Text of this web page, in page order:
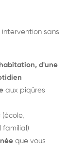
sans
d'une
aux piqûres
(école,
familial)
que vous